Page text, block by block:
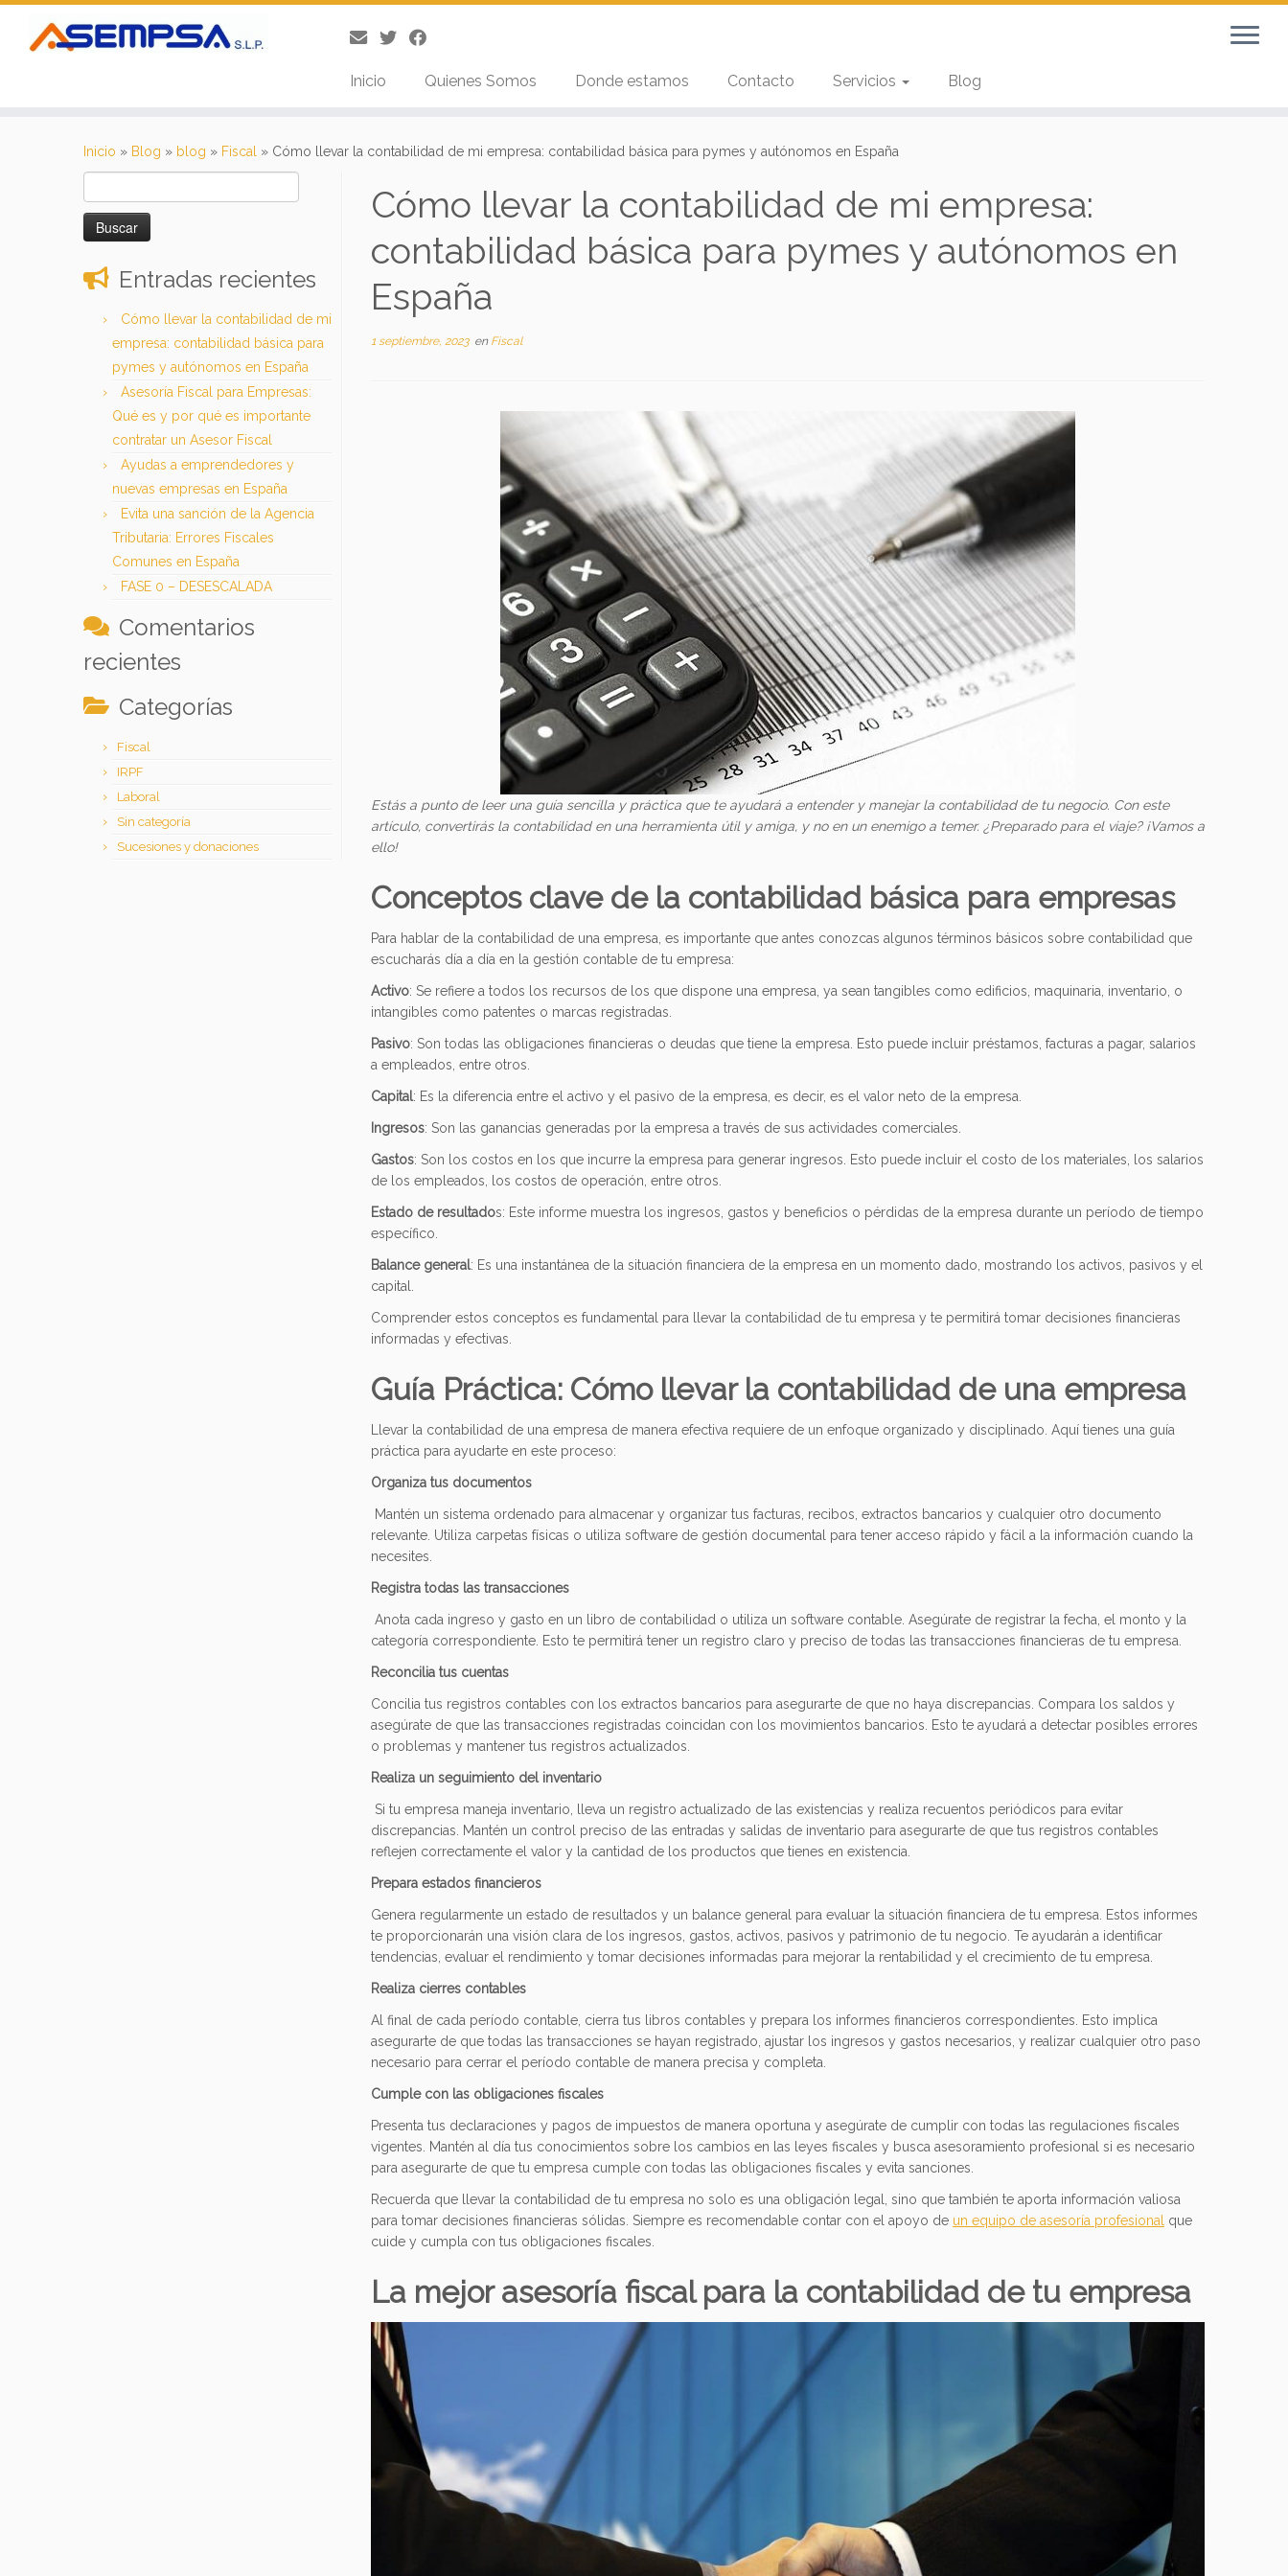
Inicio Quienes Somos Donde estamos Contacto Servicios Blog
Inicio » Blog » blog » Fiscal » Cómo llevar la contabilidad de mi empresa: contabilidad básica para pymes y autónomos en España
Entradas recientes
Cómo llevar la contabilidad de mi
empresa: contabilidad básica para
pymes y autónomos en España
Asesoría Fiscal para Empresas:
Qué es y por qué es importante
contratar un Asesor Fiscal
Ayudas a emprendedores y
nuevas empresas en España
Evita una sanción de la Agencia
Tributaria: Errores Fiscales
Comunes en España
FASE 0 – DESESCALADA
Comentarios
recientes
Categorías
Fiscal
IRPF
Laboral
Sin categoría
Sucesiones y donaciones
Cómo llevar la contabilidad de mi empresa:
contabilidad básica para pymes y autónomos en
España
1 septiembre, 2023en Fiscal
Estás a punto de leer una guía sencilla y práctica que te ayudará a entender y manejar la contabilidad de tu negocio. Con este
artículo, convertirás la contabilidad en una herramienta útil y amiga, y no en un enemigo a temer. ¿Preparado para el viaje? ¡Vamos a
ello!
Conceptos clave de la contabilidad básica para empresas
Para hablar de la contabilidad de una empresa, es importante que antes conozcas algunos términos básicos sobre contabilidad que
escucharás día a día en la gestión contable de tu empresa:
Activo: Se refiere a todos los recursos de los que dispone una empresa, ya sean tangibles como edificios, maquinaria, inventario, o
intangibles como patentes o marcas registradas.
Pasivo: Son todas las obligaciones financieras o deudas que tiene la empresa. Esto puede incluir préstamos, facturas a pagar, salarios
a empleados, entre otros.
Capital: Es la diferencia entre el activo y el pasivo de la empresa, es decir, es el valor neto de la empresa.
Ingresos: Son las ganancias generadas por la empresa a través de sus actividades comerciales.
Gastos: Son los costos en los que incurre la empresa para generar ingresos. Esto puede incluir el costo de los materiales, los salarios
de los empleados, los costos de operación, entre otros.
Estado de resultados: Este informe muestra los ingresos, gastos y beneficios o pérdidas de la empresa durante un período de tiempo
específico.
Balance general: Es una instantánea de la situación financiera de la empresa en un momento dado, mostrando los activos, pasivos y el
capital.
Comprender estos conceptos es fundamental para llevar la contabilidad de tu empresa y te permitirá tomar decisiones financieras
informadas y efectivas.
Guía Práctica: Cómo llevar la contabilidad de una empresa
Llevar la contabilidad de una empresa de manera efectiva requiere de un enfoque organizado y disciplinado. Aquí tienes una guía
práctica para ayudarte en este proceso:
Organiza tus documentos
Mantén un sistema ordenado para almacenar y organizar tus facturas, recibos, extractos bancarios y cualquier otro documento
relevante. Utiliza carpetas físicas o utiliza software de gestión documental para tener acceso rápido y fácil a la información cuando la
necesites.
Registra todas las transacciones
Anota cada ingreso y gasto en un libro de contabilidad o utiliza un software contable. Asegúrate de registrar la fecha, el monto y la
categoría correspondiente. Esto te permitirá tener un registro claro y preciso de todas las transacciones financieras de tu empresa.
Reconcilia tus cuentas
Concilia tus registros contables con los extractos bancarios para asegurarte de que no haya discrepancias. Compara los saldos y
asegúrate de que las transacciones registradas coincidan con los movimientos bancarios. Esto te ayudará a detectar posibles errores
o problemas y mantener tus registros actualizados.
Realiza un seguimiento del inventario
Si tu empresa maneja inventario, lleva un registro actualizado de las existencias y realiza recuentos periódicos para evitar
discrepancias. Mantén un control preciso de las entradas y salidas de inventario para asegurarte de que tus registros contables
reflejen correctamente el valor y la cantidad de los productos que tienes en existencia.
Prepara estados financieros
Genera regularmente un estado de resultados y un balance general para evaluar la situación financiera de tu empresa. Estos informes
te proporcionarán una visión clara de los ingresos, gastos, activos, pasivos y patrimonio de tu negocio. Te ayudarán a identificar
tendencias, evaluar el rendimiento y tomar decisiones informadas para mejorar la rentabilidad y el crecimiento de tu empresa.
Realiza cierres contables
Al final de cada período contable, cierra tus libros contables y prepara los informes financieros correspondientes. Esto implica
asegurarte de que todas las transacciones se hayan registrado, ajustar los ingresos y gastos necesarios, y realizar cualquier otro paso
necesario para cerrar el período contable de manera precisa y completa.
Cumple con las obligaciones fiscales
Presenta tus declaraciones y pagos de impuestos de manera oportuna y asegúrate de cumplir con todas las regulaciones fiscales
vigentes. Mantén al día tus conocimientos sobre los cambios en las leyes fiscales y busca asesoramiento profesional si es necesario
para asegurarte de que tu empresa cumple con todas las obligaciones fiscales y evita sanciones.
Recuerda que llevar la contabilidad de tu empresa no solo es una obligación legal, sino que también te aporta información valiosa
para tomar decisiones financieras sólidas. Siempre es recomendable contar con el apoyo de un equipo de asesoría profesional
que
cuide y cumpla con tus obligaciones fiscales.
La mejor asesoría fiscal para la contabilidad de tu empresa